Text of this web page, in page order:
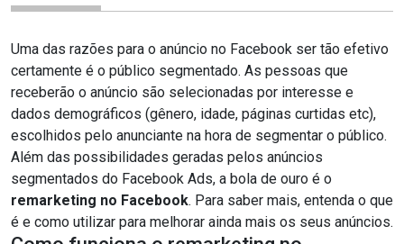
Uma das razões para o anúncio no Facebook ser tão efetivo
certamente é o público segmentado. As pessoas que
receberão o anúncio são selecionadas por interesse e
dados demográficos (gênero, idade, páginas curtidas etc),
escolhidos pelo anunciante na hora de segmentar o público.
Além das possibilidades geradas pelos anúncios
segmentados do Facebook Ads, a bola de ouro é o
remarketing no Facebook. Para saber mais, entenda o que
é e como utilizar para melhorar ainda mais os seus anúncios.